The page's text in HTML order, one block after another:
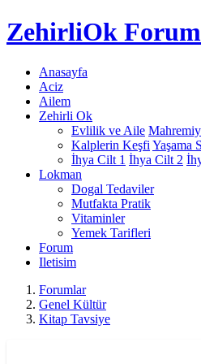
ZehirliOk Forum
Anasayfa
Aciz
Ailem
Zehirli Ok
Evlilik ve Aile
Kalplerin Keşfi Yaşama
İhya Cilt 1 İhya Cilt 2
Lokman
Dogal Tedaviler
Mutfakta Pratik
Vitaminler
Yemek Tarifleri
Forum
Iletisim
Forumlar
Genel Kültür
Kitap Tavsiye